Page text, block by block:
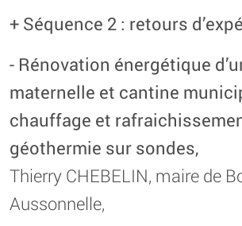
+ Séquence 2 : retours
- Rénovation énergétique
maternelle et cantine
chauffage et
géothermie sur sondes,
Thierry CHEBELIN, maire de
Aussonnelle,